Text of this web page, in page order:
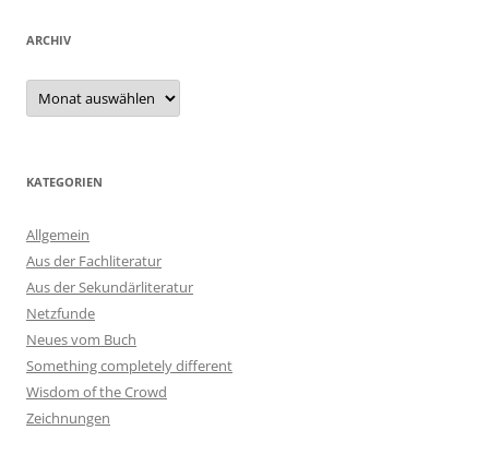
ARCHIV
Archiv
KATEGORIEN
Allgemein
Aus der Fachliteratur
Aus der Sekundärliteratur
Netzfunde
Neues vom Buch
Something completely different
Wisdom of the Crowd
Zeichnungen